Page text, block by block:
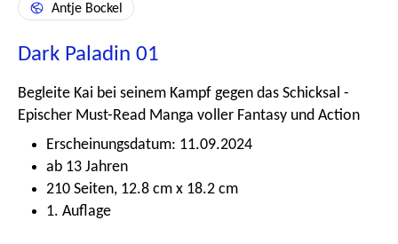
Antje Bockel
Dark Paladin 01
Begleite Kai bei seinem Kampf gegen das Schicksal -
Epischer Must-Read Manga voller Fantasy und Action
Erscheinungsdatum: 11.09.2024
ab 13 Jahren
210 Seiten, 12.8 cm x 18.2 cm
1. Auflage